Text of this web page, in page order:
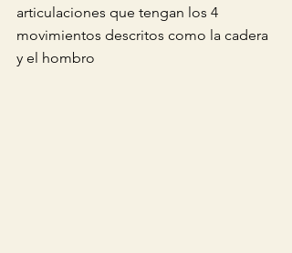
articulaciones que tengan los 4
movimientos descritos como la cadera
y el hombro